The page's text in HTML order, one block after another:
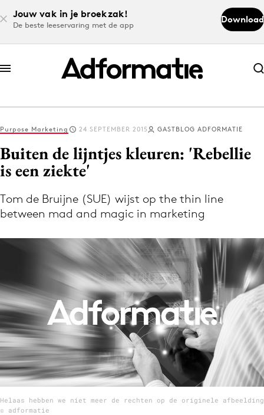
Jouw vak in je broekzak!
De beste leeservaring met de app
Download
Abonneer nu
Abonneer nu
Log in
Volg het laatste nieuws via de Adformatie
Nieuws app
Menu
Home
9 sept: GenAI-training
12 nov: MarketingLive!
Adverteren
Events
Purpose Marketing 24 SEPTEMBER 2015 GASTBLOG ADFORMATIE
Buiten de lijntjes kleuren: 'Rebellie
is een ziekte'
Tom de Bruijne (SUE) wijst op the thin line
between mad and magic in marketing
Helaas hebben we niet meer de rechten op de originele afbeelding
© adformatie